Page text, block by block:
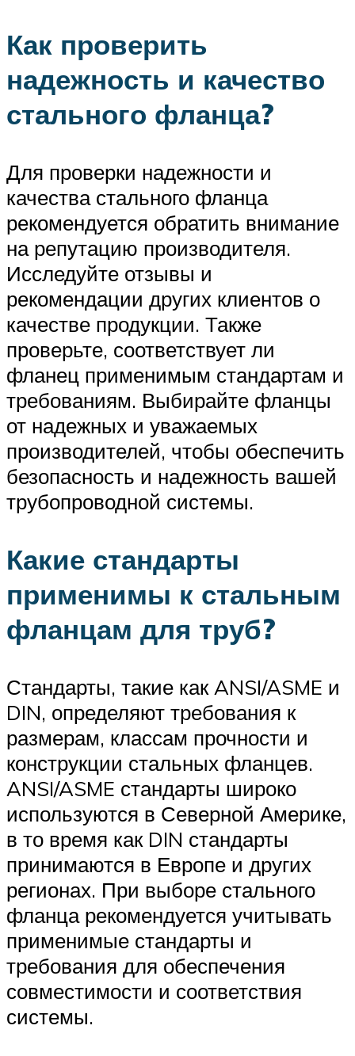
Как проверить
надежность и качество
стального фланца?
Для проверки надежности и
качества стального фланца
рекомендуется обратить внимание
на репутацию производителя.
Исследуйте отзывы и
рекомендации других клиентов о
качестве продукции. Также
проверьте, соответствует ли
фланец применимым стандартам и
требованиям. Выбирайте фланцы
от надежных и уважаемых
производителей, чтобы обеспечить
безопасность и надежность вашей
трубопроводной системы.
Какие стандарты
применимы к стальным
фланцам для труб?
Стандарты, такие как ANSI/ASME и
DIN, определяют требования к
размерам, классам прочности и
конструкции стальных фланцев.
ANSI/ASME стандарты широко
используются в Северной Америке,
в то время как DIN стандарты
принимаются в Европе и других
регионах. При выборе стального
фланца рекомендуется учитывать
применимые стандарты и
требования для обеспечения
совместимости и соответствия
системы.